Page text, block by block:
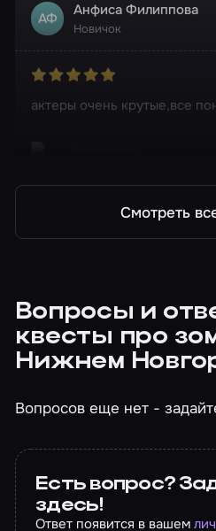
АФ Анфиса Филиппова
Новичок
актеры очень крутые,все
Смотреть
Вопросы и
квесты про
Нижнем
Вопросов еще нет -
Есть вопрос?
здесь!
Ответ появится в вашем